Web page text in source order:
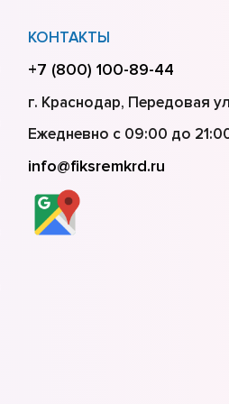
КОНТАКТЫ
+7 (800) 100-89-44
г. Краснодар, Передовая
Ежедневно с 09:00 до
info@fiksremkrd.ru